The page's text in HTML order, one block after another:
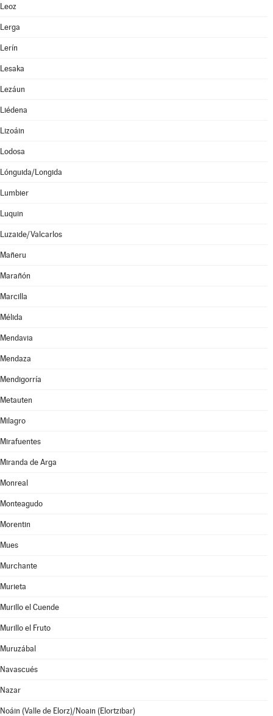
Leoz
Lerga
Lerín
Lesaka
Lezáun
Liédena
Lizoáin
Lodosa
Lónguida/Longida
Lumbier
Luquin
Luzaide/Valcarlos
Mañeru
Marañón
Marcilla
Mélida
Mendavia
Mendaza
Mendigorría
Metauten
Milagro
Mirafuentes
Miranda de Arga
Monreal
Monteagudo
Morentin
Mues
Murchante
Murieta
Murillo el Cuende
Murillo el Fruto
Muruzábal
Navascués
Nazar
Noáin (Valle de Elorz)/Noain (Elortzibar)